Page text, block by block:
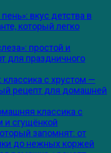
вкус детства в
который легко
простой и
для праздничного
классика с хрустом —
рецепт для домашней
классика с
и сгущёнкой
запомнят: от
до нежных коржей